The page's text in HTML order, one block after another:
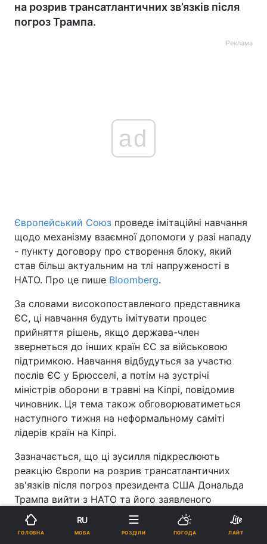
на розрив трансатлантичних зв’язків після
погроз Трампа.
Реклама
ad
Європейський Союз проведе імітаційні навчання
щодо механізму взаємної допомоги у разі нападу
- пункту договору про створення блоку, який
став більш актуальним на тлі напруженості в
НАТО. Про це пише Bloomberg.
За словами високопоставленого представника
ЄС, ці навчання будуть імітувати процес
прийняття рішень, якщо держава-член
звернеться до інших країн ЄС за військовою
підтримкою. Навчання відбудуться за участю
послів ЄС у Брюсселі, а потім на зустрічі
міністрів оборони в травні на Кіпрі, повідомив
чиновник. Ця тема також обговорюватиметься
наступного тижня на неформальному саміті
лідерів країн на Кіпрі.
Зазначається, що ці зусилля підкреслюють
реакцію Європи на розрив трансатлантичних
зв'язків після погроз президента США Дональда
Трампа вийти з НАТО та його заявленого
бажання придбати Гренландію, яка є
напівавтономною частиною Данії.
ГОЛОВНА
RU
МОВА РОЗДІЛИ ПОГОДА ЛАЙТ